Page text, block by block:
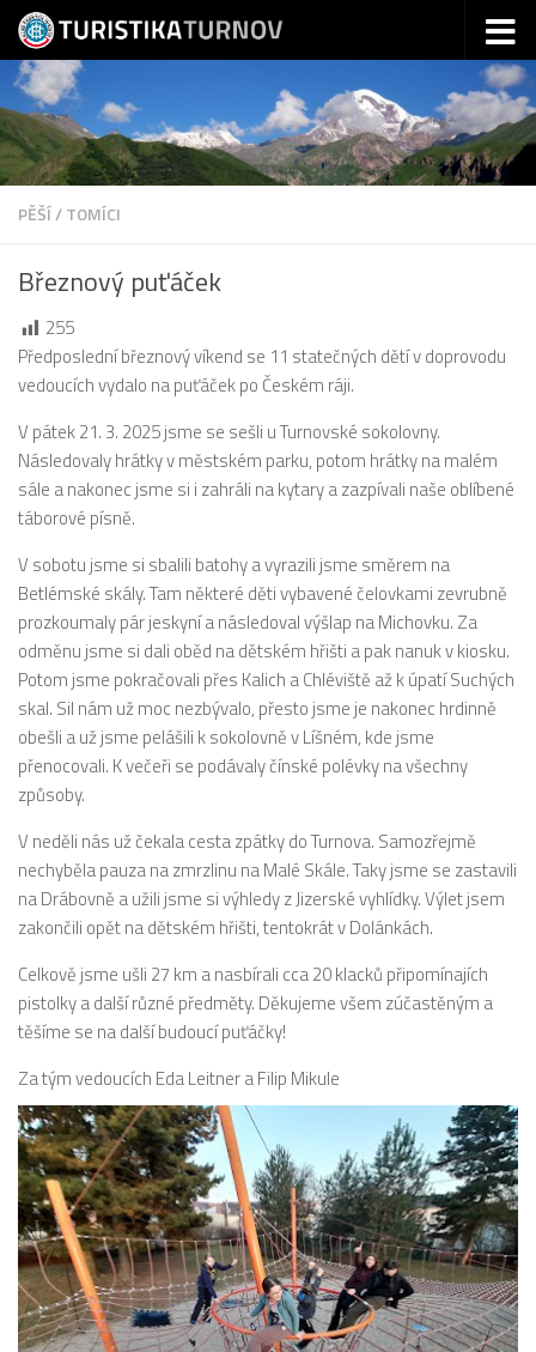
Skip to content
PĚŠÍ/TOMÍCI
Březnový puťáček
255
Předposlední březnový víkend se 11 statečných dětí v doprovodu
vedoucích vydalo na puťáček po Českém ráji.
V pátek 21. 3. 2025 jsme se sešli u Turnovské sokolovny.
Následovaly hrátky v městském parku, potom hrátky na malém
sále a nakonec jsme si i zahráli na kytary a zazpívali naše oblíbené
táborové písně.
V sobotu jsme si sbalili batohy a vyrazili jsme směrem na
Betlémské skály. Tam některé děti vybavené čelovkami zevrubně
prozkoumaly pár jeskyní a následoval výšlap na Michovku. Za
odměnu jsme si dali oběd na dětském hřišti a pak nanuk v kiosku.
Potom jsme pokračovali přes Kalich a Chléviště až k úpatí Suchých
skal. Sil nám už moc nezbývalo, přesto jsme je nakonec hrdinně
obešli a už jsme pelášili k sokolovně v Líšném, kde jsme
přenocovali. K večeři se podávaly čínské polévky na všechny
způsoby.
V neděli nás už čekala cesta zpátky do Turnova. Samozřejmě
nechyběla pauza na zmrzlinu na Malé Skále. Taky jsme se zastavili
na Drábovně a užili jsme si výhledy z Jizerské vyhlídky. Výlet jsem
zakončili opět na dětském hřišti, tentokrát v Dolánkách.
Celkově jsme ušli 27 km a nasbírali cca 20 klacků připomínajích
pistolky a další různé předměty. Děkujeme všem zúčastěným a
těšíme se na další budoucí puťáčky!
Za tým vedoucích Eda Leitner a Filip Mikule